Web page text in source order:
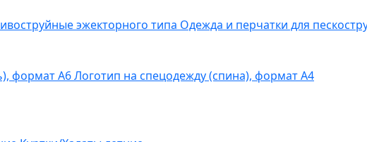
эжекторного типа Одежда и перчатки для
формат А6Логотип на спецодежду (спина), формат А4